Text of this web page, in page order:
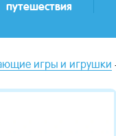
путешествия
игры и игрушки